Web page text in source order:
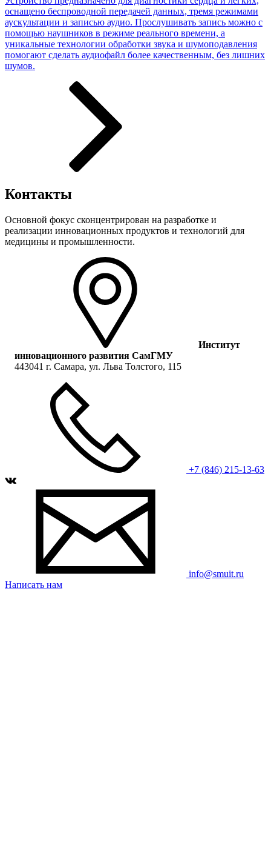
оснащено беспроводной передачей данных, тремя режимами
аускультации и записью аудио. Прослушивать запись можно с
помощью наушников в режиме реального времени, а
уникальные технологии обработки звука и шумоподавления
помогают сделать аудиофайл более качественным, без лишних
шумов.
Контакты
Основной фокус сконцентрирован на разработке и
реализации инновационных продуктов и технологий для
медицины и промышленности.
Институт
инновационного развития СамГМУ
443041 г. Самара, ул. Льва Толстого, 115
+7 (846) 215-13-63
info@smuit.ru
Написать нам